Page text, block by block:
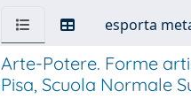
esporta
Arte-Potere. Forme
Pisa, Scuola Normale